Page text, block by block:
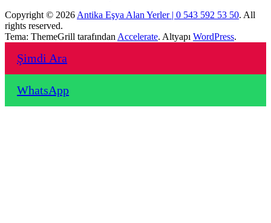
Copyright © 2026 Antika Eşya Alan Yerler | 0 543 592 53 50. All
rights reserved.
Tema: ThemeGrill tarafından Accelerate. Altyapı WordPress.
Şimdi Ara
WhatsApp